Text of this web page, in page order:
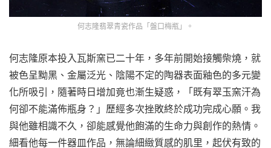
何志隆翡翠青瓷作品「盤口梅瓶」。
何志隆原本投入瓦斯窯已二十年，多年前開始接觸柴燒，就
被色呈黝黑、金屬泛光、陰陽不定的陶器表面釉色的多元變
化所吸引，隨著時日增加竟也漸生疑惑，「既有翠玉窯汗為
何卻不能滿佈瓶身？」歷經多次挫敗終於成功完成心願。我
與他雖相識不久，卻能感覺他飽滿的生命力與創作的熱情。
細看他每一件器皿作品，無論細緻質感的肌里，起伏有致的